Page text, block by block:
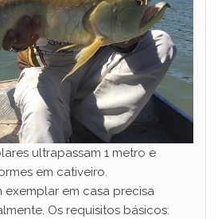
ultrapassam 1 metro e
em cativeiro.
exemplar em casa precisa
Os requisitos básicos: